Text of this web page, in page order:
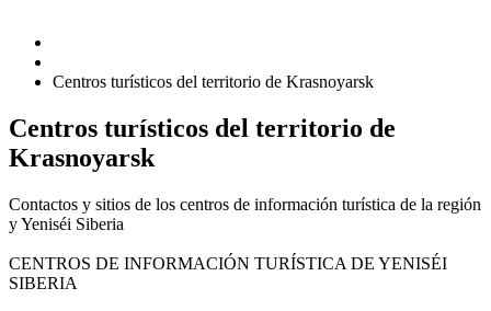
Centros turísticos del territorio de Krasnoyarsk
Centros turísticos del territorio de
Krasnoyarsk
Contactos y sitios de los centros de información turística de la región
y Yeniséi Siberia
CENTROS DE INFORMACIÓN TURÍSTICA DE YENISÉI
SIBERIA